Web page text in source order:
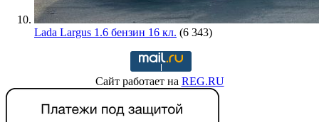
Lada Largus 1.6 бензин 16 кл. (6 343)
Сайт работает на REG.RU